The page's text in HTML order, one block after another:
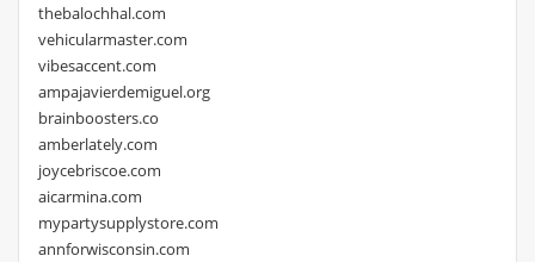
thebalochhal.com
vehicularmaster.com
vibesaccent.com
ampajavierdemiguel.org
brainboosters.co
amberlately.com
joycebriscoe.com
aicarmina.com
mypartysupplystore.com
annforwisconsin.com